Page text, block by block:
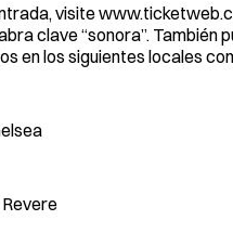
visite
clave “sonora”. También
en los siguientes locales